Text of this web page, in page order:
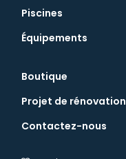
Piscines
Équipements
Boutique
Projet de rénovation
Contactez-nous